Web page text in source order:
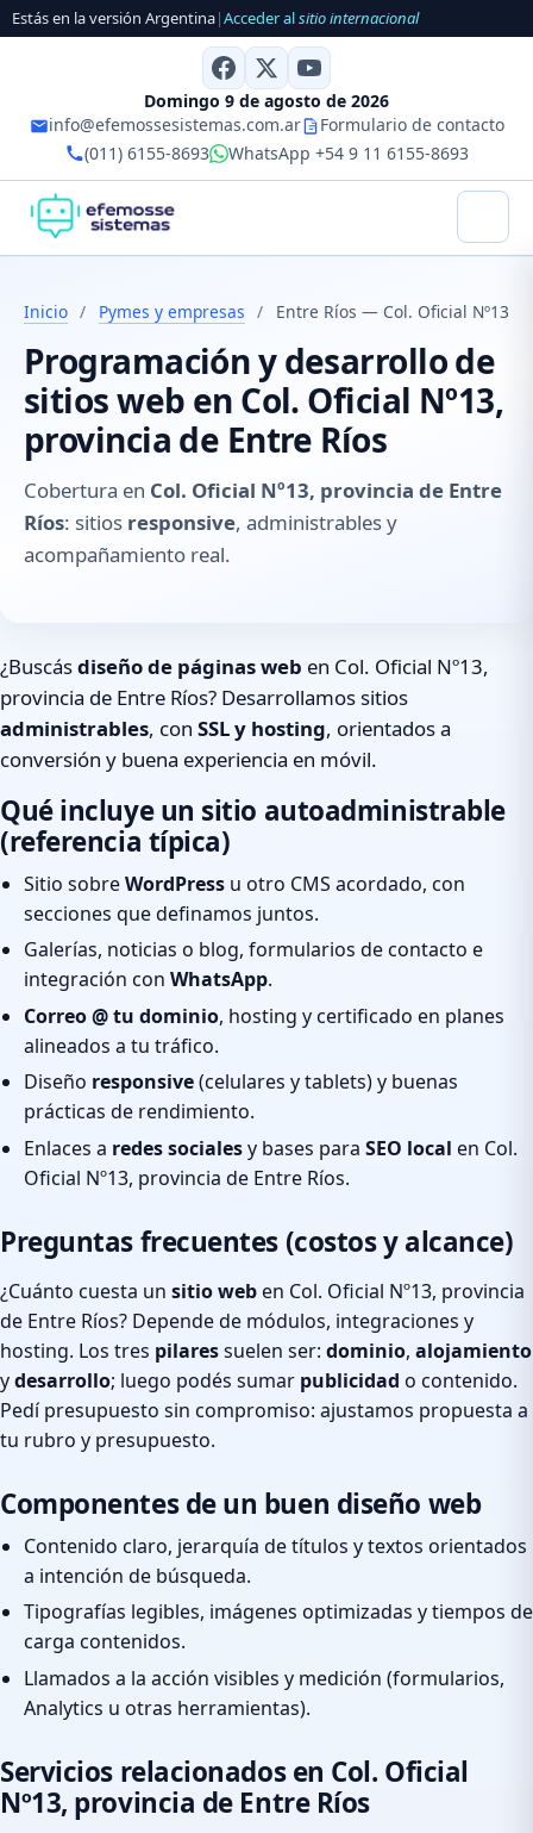
Estás en la versión Argentina|Acceder alsitio internacional
Domingo 9 de agosto de 2026
info@efemossesistemas.com.ar
Formulario de contacto
(011) 6155-8693
WhatsApp +54 9 11 6155-8693
Inicio / Pymes y empresas / Entre Ríos — Col. Oficial Nº13
Programación y desarrollo de
sitios web en Col. Oficial Nº13,
provincia de Entre Ríos
Cobertura en Col. Oficial Nº13, provincia de Entre
Ríos: sitios responsive, administrables y
acompañamiento real.
¿Buscásdiseño de páginas web en Col. Oficial Nº13,
provincia de Entre Ríos? Desarrollamos sitios
administrables, con SSL y hosting, orientados a
conversión y buena experiencia en móvil.
Qué incluye un sitio autoadministrable
(referencia típica)
Sitio sobreWordPress u otro CMS acordado, con
secciones que definamos juntos.
Galerías, noticias o blog, formularios de contacto e
integración con WhatsApp.
Correo @ tu dominio, hosting y certificado en planes
alineados a tu tráfico.
Diseño responsive(celulares y tablets) y buenas
prácticas de rendimiento.
Enlaces a redes socialesy bases para SEO local en Col.
Oficial Nº13, provincia de Entre Ríos.
Preguntas frecuentes (costos y alcance)
¿Cuánto cuesta un sitio weben Col. Oficial Nº13, provincia
de Entre Ríos? Depende de módulos, integraciones y
hosting. Los tres pilaressuelen ser: dominio, alojamiento
ydesarrollo; luego podés sumar publicidad o contenido.
Pedí presupuesto sin compromiso: ajustamos propuesta a
tu rubro y presupuesto.
Componentes de un buen diseño web
Contenido claro, jerarquía de títulos y textos orientados
a intención de búsqueda.
Tipografías legibles, imágenes optimizadas y tiempos de
carga contenidos.
Llamados a la acción visibles y medición (formularios,
Analytics u otras herramientas).
Servicios relacionados en Col. Oficial
Nº13, provincia de Entre Ríos